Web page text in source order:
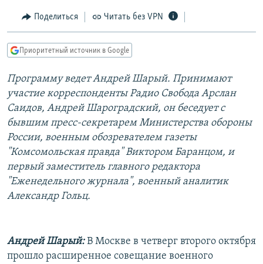
главной
навигации
Вернутся
поиску
КУЛЬТУРА
IDEL.РЕАЛИИ
КАВКАЗ.РЕАЛИИ
СЕВЕР.РЕАЛИИ
СИБИРЬ.РЕАЛИИ
РАСПИСАНИЕ ВЕЩАНИЯ
ПОДПИШИТЕСЬ НА РАССЫЛКУ
СОЦИАЛЬНЫЕ СЕТИ
Все сайты РСЕ/РС
Поделиться Читать без VPN
Приоритетный источник в Google
Программу ведет Андрей Шарый. Принимают
участие корреспонденты Радио Свобода Арслан
Саидов, Андрей Шароградский, он беседует с
бывшим пресс-секретарем Министерства обороны
России, военным обозревателем газеты
"Комсомольская правда" Виктором Баранцом, и
первый заместитель главного редактора
"Еженедельного журнала", военный аналитик
Александр Гольц.
Андрей Шарый:В Москве в четверг второго октября
прошло расширенное совещание военного